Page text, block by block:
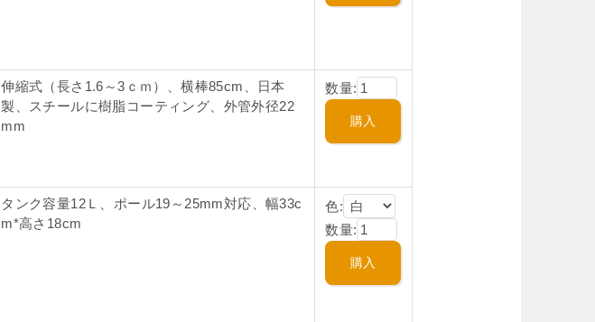
伸縮式（長さ1.6～3ｃｍ）、横棒85cm、日本
製、スチールに樹脂コーティング、外管外径22
mm
数量:
タンク容量12Ｌ、ポール19～25mm対応、幅33c
m*高さ18cm
色:
数量: